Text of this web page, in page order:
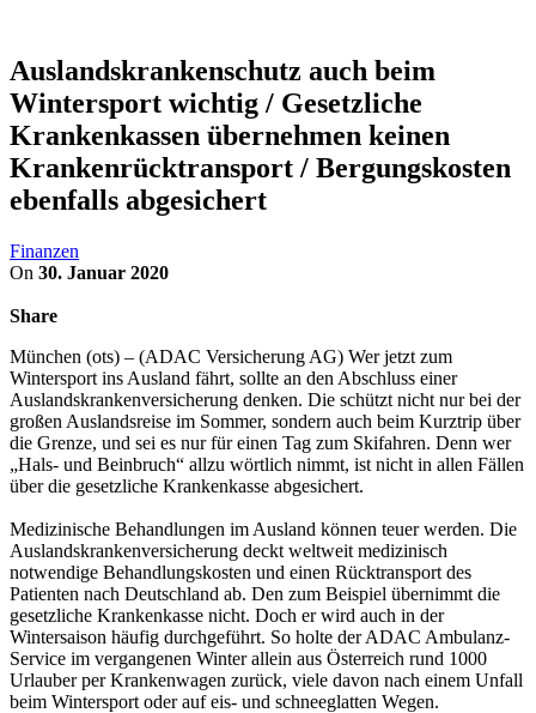
Auslandskrankenschutz auch beim
Wintersport wichtig / Gesetzliche
Krankenkassen übernehmen keinen
Krankenrücktransport / Bergungskosten
ebenfalls abgesichert
Finanzen
On 30. Januar 2020
Share
München (ots) – (ADAC Versicherung AG) Wer jetzt zum
Wintersport ins Ausland fährt, sollte an den Abschluss einer
Auslandskrankenversicherung denken. Die schützt nicht nur bei der
großen Auslandsreise im Sommer, sondern auch beim Kurztrip über
die Grenze, und sei es nur für einen Tag zum Skifahren. Denn wer
„Hals- und Beinbruch“ allzu wörtlich nimmt, ist nicht in allen Fällen
über die gesetzliche Krankenkasse abgesichert.
Medizinische Behandlungen im Ausland können teuer werden. Die
Auslandskrankenversicherung deckt weltweit medizinisch
notwendige Behandlungskosten und einen Rücktransport des
Patienten nach Deutschland ab. Den zum Beispiel übernimmt die
gesetzliche Krankenkasse nicht. Doch er wird auch in der
Wintersaison häufig durchgeführt. So holte der ADAC Ambulanz-
Service im vergangenen Winter allein aus Österreich rund 1000
Urlauber per Krankenwagen zurück, viele davon nach einem Unfall
beim Wintersport oder auf eis- und schneeglatten Wegen.